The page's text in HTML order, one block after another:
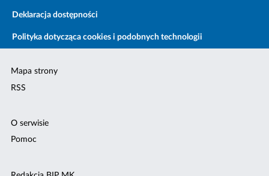
Deklaracja dostępności
Polityka dotycząca cookies i podobnych technologii
Mapa strony
RSS
O serwisie
Pomoc